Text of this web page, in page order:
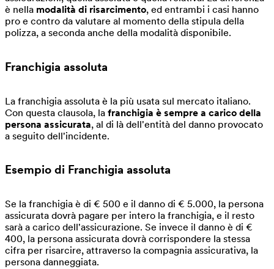
è nella modalità di risarcimento, ed entrambi i casi hanno
pro e contro da valutare al momento della stipula della
polizza, a seconda anche della modalità disponibile.
Franchigia assoluta
La franchigia assoluta è la più usata sul mercato italiano.
Con questa clausola, la franchigia è sempre a carico della
persona assicurata, al di là dell'entità del danno provocato
a seguito dell'incidente.
Esempio di Franchigia assoluta
Se la franchigia è di € 500 e il danno di € 5.000, la persona
assicurata dovrà pagare per intero la franchigia, e il resto
sarà a carico dell'assicurazione. Se invece il danno è di €
400, la persona assicurata dovrà corrispondere la stessa
cifra per risarcire, attraverso la compagnia assicurativa, la
persona danneggiata.